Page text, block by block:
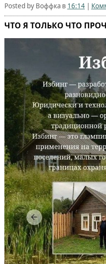
Posted by Воффка в 16:14|
ЧТО Я ТОЛЬКО ЧТО